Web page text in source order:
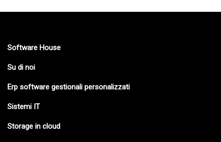
Software House
Su di noi
Erp software gestionali personalizzati
Sistemi IT
Storage in cloud